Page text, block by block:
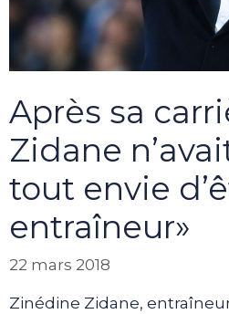
Après sa
Zidane
tout envie
entraîneur»
22 mars 2018
Zinédine Zidane,